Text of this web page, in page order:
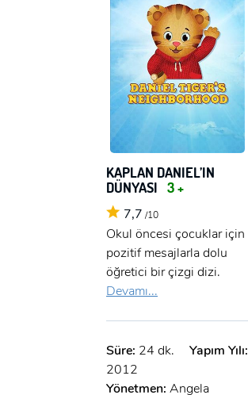
KAPLAN DANIEL’IN
DÜNYASI 3 +
7,7 /10
Okul öncesi çocuklar için
pozitif mesajlarla dolu
öğretici bir çizgi dizi.
Devamı...
Süre: 24 dk.
Yapım Yılı:
2012
Yönetmen: Angela